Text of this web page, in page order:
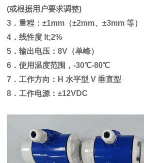
(或根据用户要求调整)
3．量程：±1mm（±2mm、±3mm 等）
4．线性度 lt;2%
5．输出电压：8V（单峰）
6．使用温度范围，-30℃-80℃
7．工作方向：H 水平型 V 垂直型
8．工作电源：±12VDC